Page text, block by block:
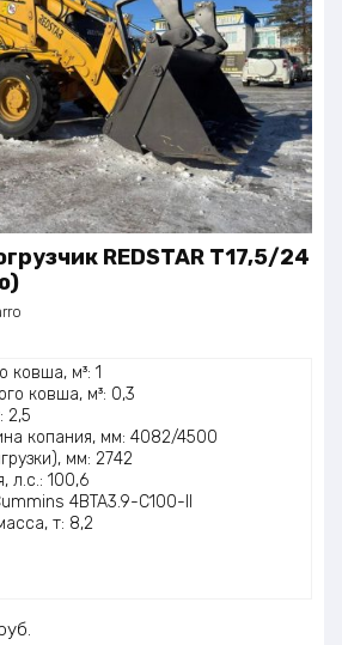
REDSTAR T17,5/24
ковша, м³: 1
ковша, м³: 0,3
2,5
копания, мм: 4082/4500
мм: 2742
л.с.: 100,6
4BTA3.9-C100-II
т: 8,2